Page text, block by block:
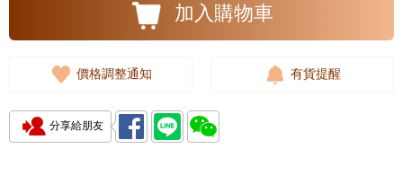
加入購物車
價格調整通知 有貨提醒
分享給朋友